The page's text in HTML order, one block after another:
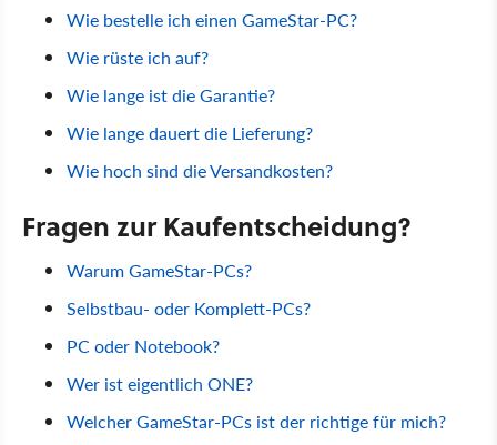
Wie bestelle ich einen GameStar-PC?
Wie rüste ich auf?
Wie lange ist die Garantie?
Wie lange dauert die Lieferung?
Wie hoch sind die Versandkosten?
Fragen zur Kaufentscheidung?
Warum GameStar-PCs?
Selbstbau- oder Komplett-PCs?
PC oder Notebook?
Wer ist eigentlich ONE?
Welcher GameStar-PCs ist der richtige für mich?